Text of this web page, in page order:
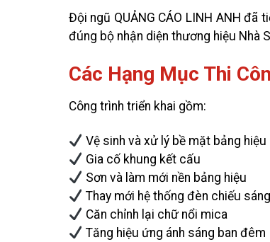
Đội ngũ QUẢNG CÁO LINH ANH
đúng bộ nhận diện thương hiệu Nhà
Các Hạng Mục Thi
Công trình triển khai gồm:
Vệ sinh và xử lý bề mặt bảng hiệu
Gia cố khung kết cấu
Sơn và làm mới nền bảng hiệu
Thay mới hệ thống đèn chiếu sáng
Căn chỉnh lại chữ nổi mica
Tăng hiệu ứng ánh sáng ban đêm